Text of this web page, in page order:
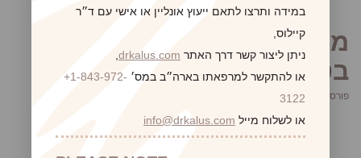
מהם היתרונות של מתיחת
בטן?
פורסם ב מאי 10, 2023
במידה ותרצו לתאם ייעוץ אונליין או אישי עם ד״ר
קיילוס,
ניתן ליצור קשר דרך האתר drkalus.com
או להתקשר למרפאתו בארה״ב במס׳ +1-843-972-
3122
או לשלוח מייל info@drkalus.com